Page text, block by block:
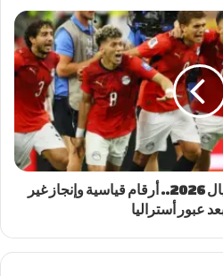
مصر تكتب التاريخ في مونديال 2026.. أرقام قياسية وإنجاز غير
عبور أستراليا